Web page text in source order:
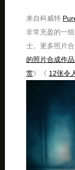
来自科威特
非常充盈的一
士。更多照片
的照片合成作
赏》《 12张令